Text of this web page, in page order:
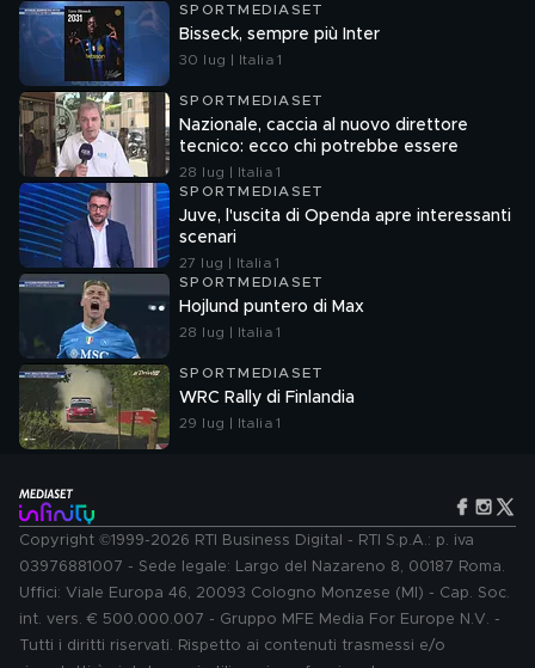
SPORTMEDIASET
Bisseck, sempre più Inter
30 lug | Italia 1
SPORTMEDIASET
Nazionale, caccia al nuovo direttore
tecnico: ecco chi potrebbe essere
28 lug | Italia 1
SPORTMEDIASET
Juve, l'uscita di Openda apre interessanti
scenari
27 lug | Italia 1
SPORTMEDIASET
Hojlund puntero di Max
28 lug | Italia 1
SPORTMEDIASET
WRC Rally di Finlandia
29 lug | Italia 1
Copyright ©1999-2026 RTI Business Digital - RTI S.p.A.: p. iva
03976881007 - Sede legale: Largo del Nazareno 8, 00187 Roma.
Uffici: Viale Europa 46, 20093 Cologno Monzese (MI) - Cap. Soc.
int. vers. € 500.000.007 - Gruppo MFE Media For Europe N.V. -
Tutti i diritti riservati. Rispetto ai contenuti trasmessi e/o